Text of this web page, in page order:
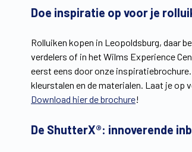
Doe inspiratie op voor je
Rolluiken kopen in Leopoldsburg, daar
verdelers of in het Wilms Experience
eerst eens door onze
kleurstalen en de materialen. Laat je op
Download hier de brochure!
De ShutterX®: innoverende